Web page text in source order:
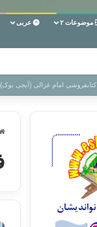
موضوعات ۲ عربی
سر دفتر فساد در زمین‌، دوری